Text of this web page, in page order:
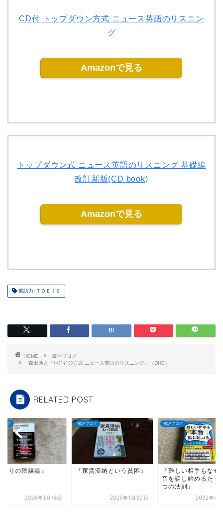
CD付 トップダウン方式 ニュース英語のリスニン
グ
Amazonで見る
トップダウン式 ニュース英語のリスニング 基礎編
改訂新版(CD book)
Amazonで見る
英語力･ＴＯＥＩＣ
HOME
書評ブログ
森田勝之『ﾄｯﾌﾟﾀﾞｳﾝ方式 ニュース英語のリスニング』（DHC）
RELATED POST
ログ
なりの陰謀論』
2026年3月16日
書評ブログ
『家賃滞納という貧困』
2020年1月22日
書評ブログ
『難しい相手もなぜ
音を話し始めるたっ
つの法則』
2022年4